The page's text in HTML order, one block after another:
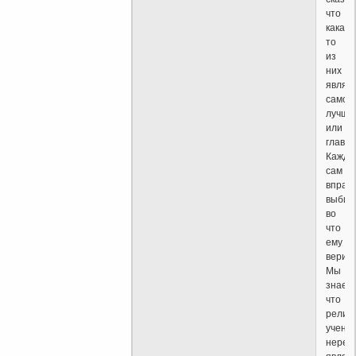
что
какая-
то
из
них
самой
или
сам
во
что
ему
Мы
знаем,
что